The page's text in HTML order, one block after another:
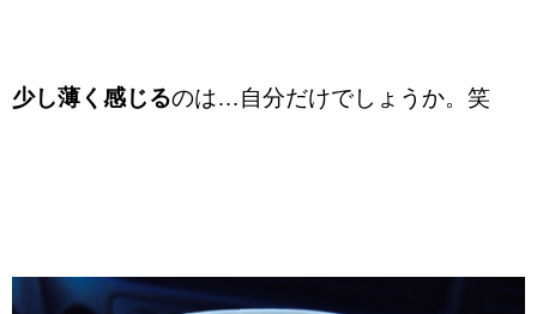
少し薄く感じるのは…自分だけでしょうか。笑